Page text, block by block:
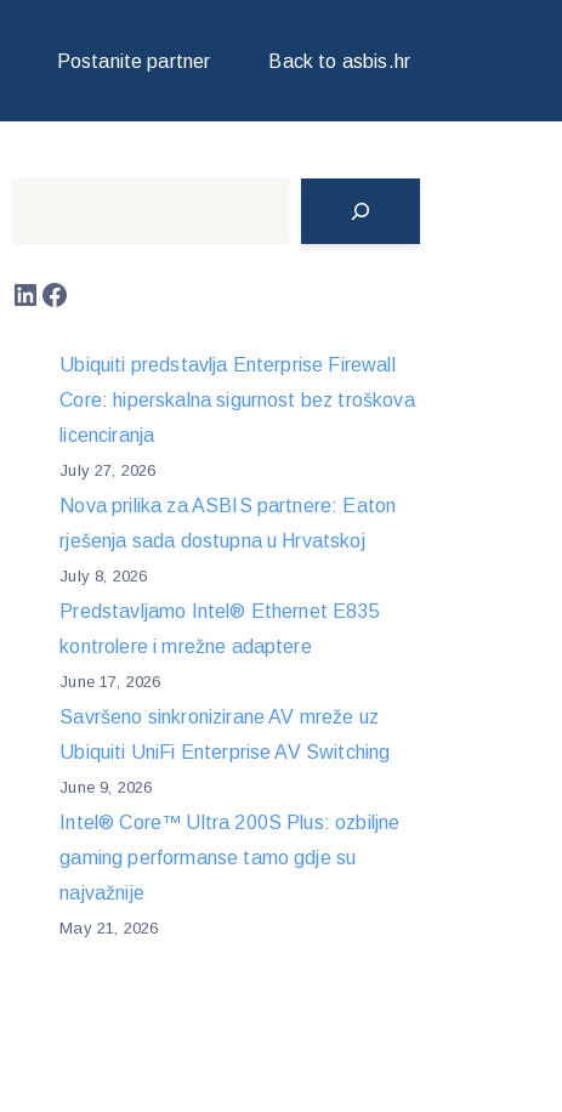
Postanite partner Back to asbis.hr
LinkedIn
Facebook
Ubiquiti predstavlja Enterprise Firewall
Core: hiperskalna sigurnost bez troškova
licenciranja
July 27, 2026
Nova prilika za ASBIS partnere: Eaton
rješenja sada dostupna u Hrvatskoj
July 8, 2026
Predstavljamo Intel® Ethernet E835
kontrolere i mrežne adaptere
June 17, 2026
Savršeno sinkronizirane AV mreže uz
Ubiquiti UniFi Enterprise AV Switching
June 9, 2026
Intel® Core™ Ultra 200S Plus: ozbiljne
gaming performanse tamo gdje su
najvažnije
May 21, 2026